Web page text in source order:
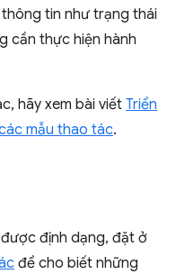
tin như trạng thái
cần thực hiện hành
hãy xem bài viết Triển
mẫu thao tác.
định dạng, đặt ở
để cho biết những